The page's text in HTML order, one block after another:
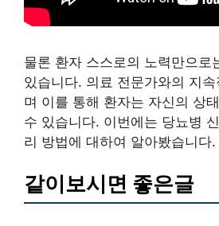
물론 환자 스스로의 노력만으로
있습니다. 의료 전문가와의 지
며 이를 통해 환자는 자신의 상
수 있습니다. 이번에는 당뇨병
리 방법에 대하여 알아봤습니다.
같이보시면 좋은글